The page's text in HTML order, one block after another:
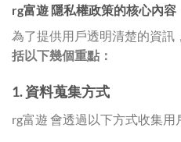
rg富遊 隱私權政策的核心內容
為了提供用戶透明清楚的資訊，
括以下幾個重點：
1. 資料蒐集方式
rg富遊 會透過以下方式收集用